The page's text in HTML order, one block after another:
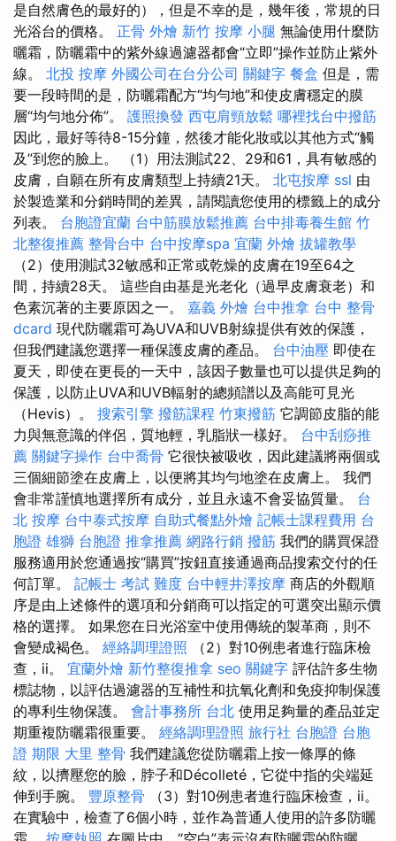
是自然膚色的最好的），但是不幸的是，幾年後，常規的日
光浴台的價格。 正骨 外燴 新竹 按摩 小腿 無論使用什麼防
曬霜，防曬霜中的紫外線過濾器都會“立即”操作並防止紫外
線。 北投 按摩 外國公司在台分公司 關鍵字 餐盒 但是，需
要一段時間的是，防曬霜配方“均勻地”和使皮膚穩定的膜
層“均勻地分佈”。 護照換發 西屯肩頸放鬆 哪裡找台中撥筋
因此，最好等待8-15分鐘，然後才能化妝或以其他方式“觸
及”到您的臉上。 （1）用法測試22、29和61，具有敏感的
皮膚，自願在所有皮膚類型上持續21天。 北屯按摩 ssl 由
於製造業和分銷時間的差異，請閱讀您使用的標籤上的成分
列表。 台胞證宜蘭 台中筋膜放鬆推薦 台中排毒養生館 竹
北整復推薦 整骨台中 台中按摩spa 宜蘭 外燴 拔罐教學
（2）使用測試32敏感和正常或乾燥的皮膚在19至64之
間，持續28天。 這些自由基是光老化（過早皮膚衰老）和
色素沉著的主要原因之一。 嘉義 外燴 台中推拿 台中 整骨
dcard 現代防曬霜可為UVA和UVB射線提供有效的保護，
但我們建議您選擇一種保護皮膚的產品。 台中油壓 即使在
夏天，即使在更長的一天中，該因子數量也可以提供足夠的
保護，以防止UVA和UVB輻射的總頻譜以及高能可見光
（Hevis）。 搜索引擎 撥筋課程 竹東撥筋 它調節皮脂的能
力與無意識的伴侶，質地輕，乳脂狀一樣好。 台中刮痧推
薦 關鍵字操作 台中喬骨 它很快被吸收，因此建議將兩個或
三個細節塗在皮膚上，以便將其均勻地塗在皮膚上。 我們
會非常謹慎地選擇所有成分，並且永遠不會妥協質量。 台
北 按摩 台中泰式按摩 自助式餐點外燴 記帳士課程費用 台
胞證 雄獅 台胞證 推拿推薦 網路行銷 撥筋 我們的購買保證
服務適用於您通過按“購買”按鈕直接通過商品搜索交付的任
何訂單。 記帳士 考試 難度 台中輕井澤按摩 商店的外觀順
序是由上述條件的選項和分銷商可以指定的可選突出顯示價
格的選擇。 如果您在日光浴室中使用傳統的製革商，則不
會變成褐色。 經絡調理證照 （2）對10例患者進行臨床檢
查，ii。 宜蘭外燴 新竹整復推拿 seo 關鍵字 評估許多生物
標誌物，以評估過濾器的互補性和抗氧化劑和免疫抑制保護
的專利生物保護。 會計事務所 台北 使用足夠量的產品並定
期重複防曬霜很重要。 經絡調理證照 旅行社 台胞證 台胞
證 期限 大里 整骨 我們建議您從防曬霜上按一條厚的條
紋，以擠壓您的臉，脖子和Décolleté，它從中指的尖端延
伸到手腕。 豐原整骨 （3）對10例患者進行臨床檢查，ii。
在實驗中，檢查了6個小時，並作為普通人使用的許多防曬